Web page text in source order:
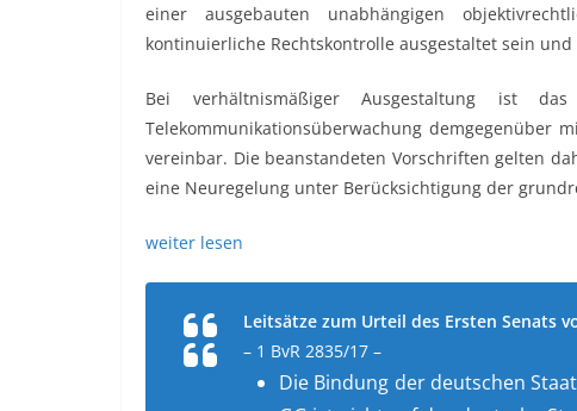
einer ausgebauten unabhängigen
kontinuierliche Rechtskontrolle ausgestaltet sein
Bei verhältnismäßiger Ausgestaltung ist
Telekommunikationsüberwachung demgegenüber
vereinbar. Die beanstandeten Vorschriften gelten
eine Neuregelung unter Berücksichtigung der
weiter lesen
Leitsätze zum Urteil des Ersten Senats
– 1 BvR 2835/17 –
Die Bindung der deutschen